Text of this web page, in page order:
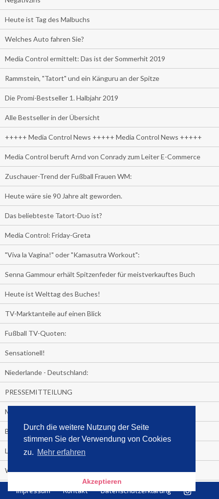
Durch die weitere Nutzung der Seite
stimmen Sie der Verwendung von Cookies
zu. Mehr erfahren
Akzeptieren
Heute ist Tag des Malbuchs
Welches Auto fahren Sie?
Media Control ermittelt: Das ist der Sommerhit 2019
Rammstein, "Tatort" und ein Känguru an der Spitze
Die Promi-Bestseller 1. Halbjahr 2019
Alle Bestseller in der Übersicht
+++++ Media Control News +++++ Media Control News +++++
Media Control beruft Arnd von Conrady zum Leiter E-Commerce
Zuschauer-Trend der Fußball Frauen WM:
Heute wäre sie 90 Jahre alt geworden.
Das beliebteste Tatort-Duo ist?
Media Control: Friday-Greta
"Viva la Vagina!" oder "Kamasutra Workout":
Senna Gammour erhält Spitzenfeder für meistverkauftes Buch
Heute ist Welttag des Buches!
TV-Marktanteile auf einen Blick
Fußball TV-Quoten:
Sensationell!
Niederlande - Deutschland:
PRESSEMITTEILUNG
Media Control eBook-Panel
BIATHLON-WM im TV
Lagerfelds N°5
Wer schaut täglich fast sieben Stunden Fernsehen?
Es Pilchert allerorten
Impressum Kontakt Datenschutzerklärung